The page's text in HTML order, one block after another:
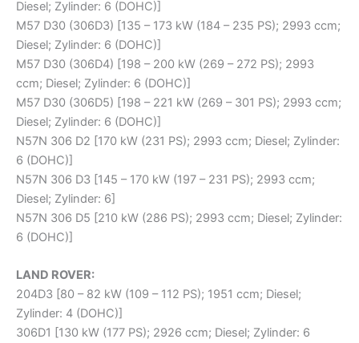
Diesel; Zylinder: 6 (DOHC)]
M57 D30 (306D3) [135 – 173 kW (184 – 235 PS); 2993 ccm;
Diesel; Zylinder: 6 (DOHC)]
M57 D30 (306D4) [198 – 200 kW (269 – 272 PS); 2993
ccm; Diesel; Zylinder: 6 (DOHC)]
M57 D30 (306D5) [198 – 221 kW (269 – 301 PS); 2993 ccm;
Diesel; Zylinder: 6 (DOHC)]
N57N 306 D2 [170 kW (231 PS); 2993 ccm; Diesel; Zylinder:
6 (DOHC)]
N57N 306 D3 [145 – 170 kW (197 – 231 PS); 2993 ccm;
Diesel; Zylinder: 6]
N57N 306 D5 [210 kW (286 PS); 2993 ccm; Diesel; Zylinder:
6 (DOHC)]
LAND ROVER:
204D3 [80 – 82 kW (109 – 112 PS); 1951 ccm; Diesel;
Zylinder: 4 (DOHC)]
306D1 [130 kW (177 PS); 2926 ccm; Diesel; Zylinder: 6